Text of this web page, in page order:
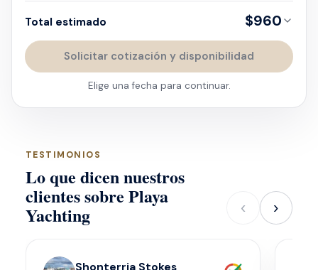
Total estimado $960
Solicitar cotización y disponibilidad
Elige una fecha para continuar.
TESTIMONIOS
Lo que dicen nuestros
clientes sobre Playa
Yachting ‹ ›
Shonterria Stokes